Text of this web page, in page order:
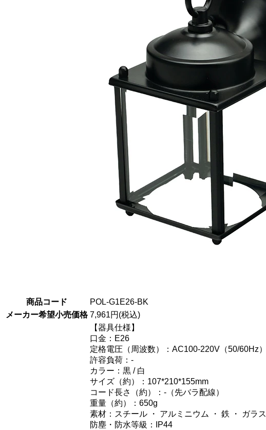
商品コード
POL-G1E26-BK
メーカー希望小売価格 7,961円(税込)
【器具仕様】
口金：E26
定格電圧（周波数）：AC100-220V（50/60Hz）
許容負荷：-
カラー：黒 / 白
サイズ（約）：107*210*155mm
コード長さ（約）：-（先バラ配線）
重量（約）：650g
素材：スチール ・ アルミニウム ・ 鉄 ・ ガラス
防塵・防水等級：IP44